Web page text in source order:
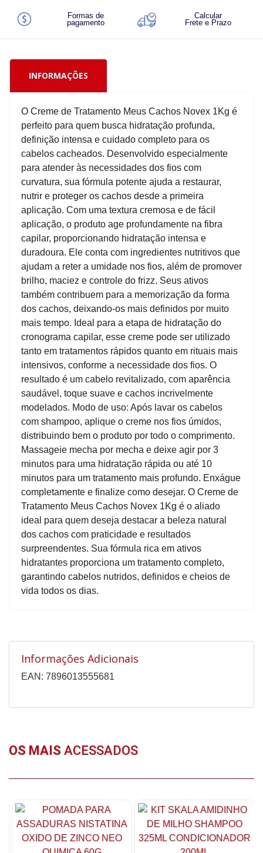
Formas de
pagamento
Calcular
Frete e Prazo
INFORMAÇÕES
O Creme de Tratamento Meus Cachos Novex 1Kg é
perfeito para quem busca hidratação profunda,
definição intensa e cuidado completo para os
cabelos cacheados. Desenvolvido especialmente
para atender às necessidades dos fios com
curvatura, sua fórmula potente ajuda a restaurar,
nutrir e proteger os cachos desde a primeira
aplicação. Com uma textura cremosa e de fácil
aplicação, o produto age profundamente na fibra
capilar, proporcionando hidratação intensa e
duradoura. Ele conta com ingredientes nutritivos que
ajudam a reter a umidade nos fios, além de promover
brilho, maciez e controle do frizz. Seus ativos
também contribuem para a memorização da forma
dos cachos, deixando-os mais definidos por muito
mais tempo. Ideal para a etapa de hidratação do
cronograma capilar, esse creme pode ser utilizado
tanto em tratamentos rápidos quanto em rituais mais
intensivos, conforme a necessidade dos fios. O
resultado é um cabelo revitalizado, com aparência
saudável, toque suave e cachos incrivelmente
modelados. Modo de uso: Após lavar os cabelos
com shampoo, aplique o creme nos fios úmidos,
distribuindo bem o produto por todo o comprimento.
Massageie mecha por mecha e deixe agir por 3
minutos para uma hidratação rápida ou até 10
minutos para um tratamento mais profundo. Enxágue
completamente e finalize como desejar. O Creme de
Tratamento Meus Cachos Novex 1Kg é o aliado
ideal para quem deseja destacar a beleza natural
dos cachos com praticidade e resultados
surpreendentes. Sua fórmula rica em ativos
hidratantes proporciona um tratamento completo,
garantindo cabelos nutridos, definidos e cheios de
vida todos os dias.
Informações Adicionais
EAN: 7896013555681
OS MAIS ACESSADOS